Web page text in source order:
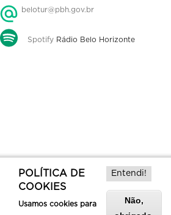
belotur@pbh.gov.br
Spotify Rádio Belo Horizonte
POLÍTICA DE
COOKIES
Usamos cookies para
Entendi!
Não,